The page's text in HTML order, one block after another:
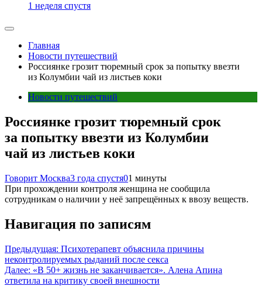
1 неделя спустя
Главная
Новости путешествий
Россиянке грозит тюремный срок за попытку ввезти
из Колумбии чай из листьев коки
Новости путешествий
Россиянке грозит тюремный срок
за попытку ввезти из Колумбии
чай из листьев коки
Говорит Москва3 года спустя01 минуты
При прохождении контроля женщина не сообщила
сотрудникам о наличии у неё запрещённых к ввозу веществ.
Навигация по записям
Предыдущая: Психотерапевт объяснила причины
неконтролируемых рыданий после секса
Далее: «В 50+ жизнь не заканчивается». Алена Апина
ответила на критику своей внешности